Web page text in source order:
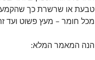
טבעת או שרשרת כך שהקמע
מכל חומר – מעץ פשוט ועד
הנה המאמר המלא: